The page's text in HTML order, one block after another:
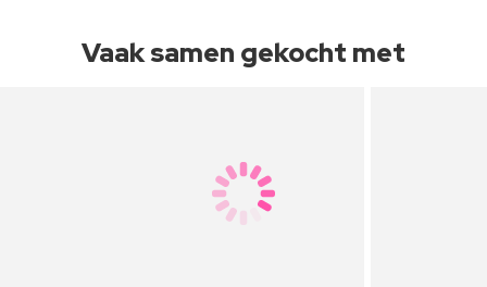
Vaak samen gekocht met